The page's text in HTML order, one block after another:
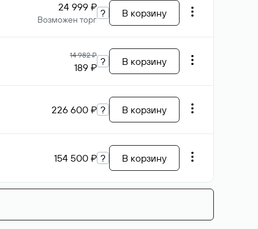
24 999 ₽
Возможен торг
? В корзину
14 982 ₽
189 ₽ ? В корзину
226 600 ₽ ? В корзину
154 500 ₽ ? В корзину